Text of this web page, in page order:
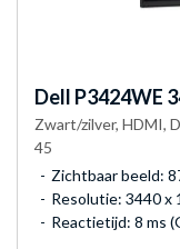
Dell P3424WE
Zwart/zilver, HDMI,
45
Zichtbaar beeld:
Resolutie: 3440 x
Reactietijd: 8 ms